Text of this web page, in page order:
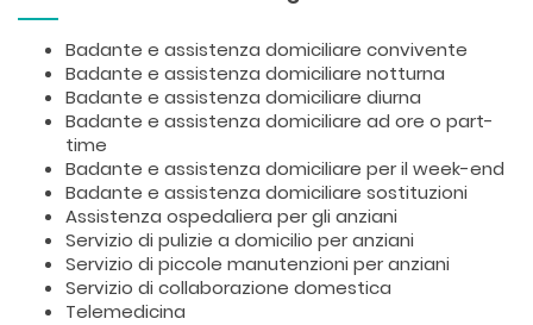
Badante e assistenza domiciliare convivente
Badante e assistenza domiciliare notturna
Badante e assistenza domiciliare diurna
Badante e assistenza domiciliare ad ore o part-
time
Badante e assistenza domiciliare per il week-end
Badante e assistenza domiciliare sostituzioni
Assistenza ospedaliera per gli anziani
Servizio di pulizie a domicilio per anziani
Servizio di piccole manutenzioni per anziani
Servizio di collaborazione domestica
Telemedicina